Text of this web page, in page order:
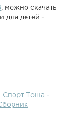
, можно скачать
для детей -
Спорт Тоша -